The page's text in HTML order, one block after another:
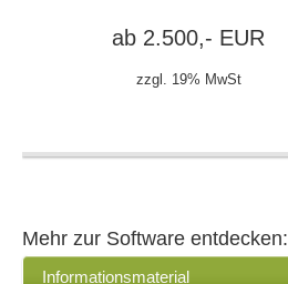
Lieferantenmanagement
Mitarbeiterverwaltung
Rahmenaufträge
Rechnungen
ab 2.500,- EUR
zzgl. 19% MwSt
Mehr zur Software entdecken:
Informationsmaterial